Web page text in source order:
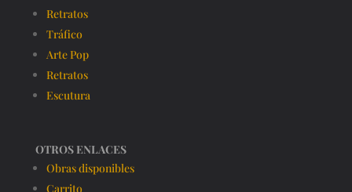
Retratos
Tráfico
Arte Pop
Retratos
Escutura
OTROS ENLACES
Obras disponibles
Carrito